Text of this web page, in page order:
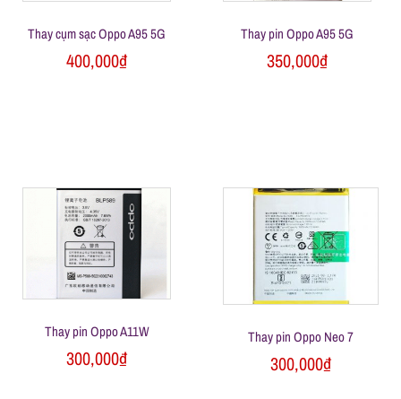
Thay cụm sạc Oppo A95 5G
400,000₫
Thay pin Oppo A95 5G
350,000₫
Thay pin Oppo A11W
300,000₫
Thay pin Oppo Neo 7
300,000₫